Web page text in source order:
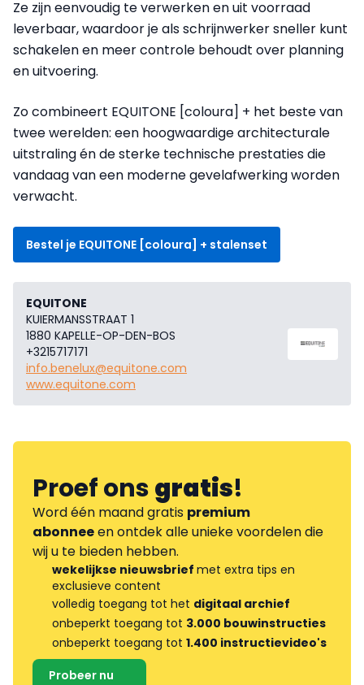
Ze zijn eenvoudig te verwerken en uit voorraad
leverbaar, waardoor je als schrijnwerker sneller kunt
schakelen en meer controle behoudt over planning
en uitvoering.
Zo combineert EQUITONE [coloura] + het beste van
twee werelden: een hoogwaardige architecturale
uitstraling én de sterke technische prestaties die
vandaag van een moderne gevelafwerking worden
verwacht.
Bestel je EQUITONE [coloura] + stalenset
EQUITONE
KUIERMANSSTRAAT 1
1880 KAPELLE-OP-DEN-BOS
+3215717171
info.benelux@equitone.com
www.equitone.com
Proef onsgratis!
Word één maand gratis premium
abonneeen ontdek alle unieke voordelen die
wij u te bieden hebben.
wekelijkse nieuwsbrief met extra tips en
exclusieve content
volledig toegang tot het digitaal archief
onbeperkt toegang tot 3.000 bouwinstructies
onbeperkt toegang tot 1.400 instructievideo's
Probeer nu